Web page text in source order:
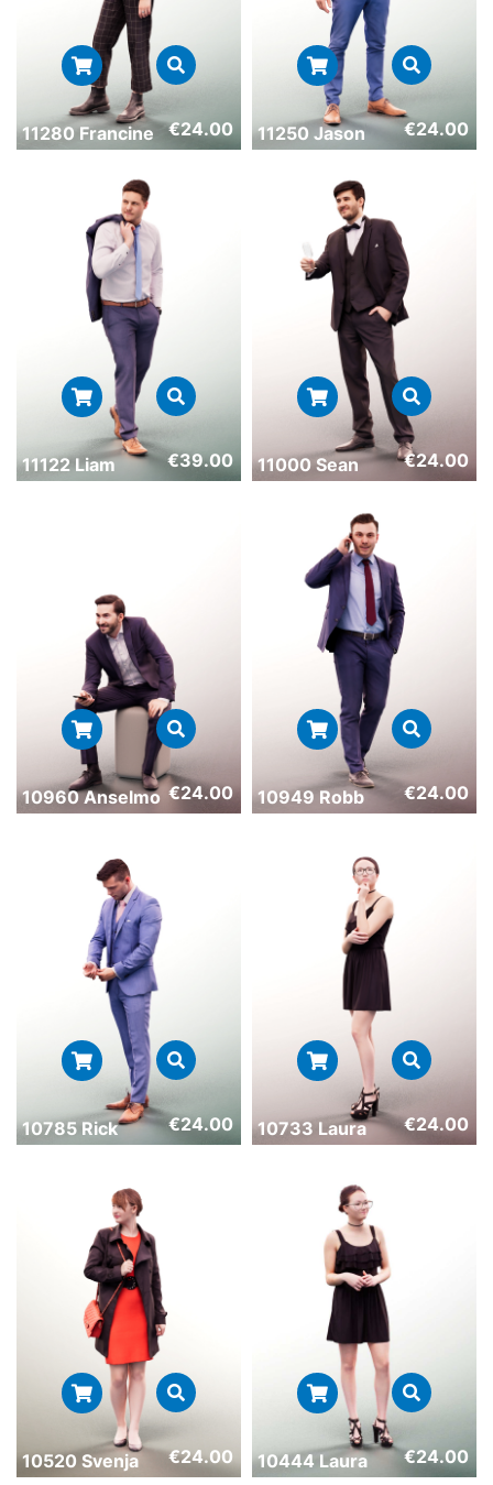
11280 Francine €24.00 11250 Jason €24.00
11122 Liam €39.00 11000 Sean €24.00
10960 Anselmo €24.00 10949 Robb €24.00
10785 Rick €24.00 10733 Laura €24.00
10520 Svenja €24.00 10444 Laura €24.00